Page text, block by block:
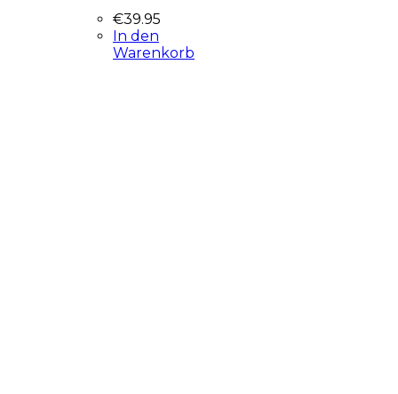
€39.95
In den
Warenkorb